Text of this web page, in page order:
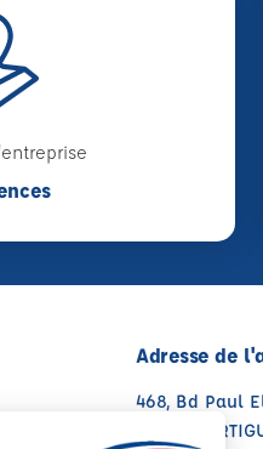
Adresse de
468, Bd Paul
13500